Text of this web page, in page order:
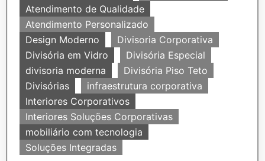
Atendimento de Qualidade
Atendimento Personalizado
Design Moderno
Divisoria Corporativa
Divisória em Vidro
Divisória Especial
divisoria moderna
Divisória Piso Teto
Divisórias
infraestrutura corporativa
Interiores Corporativos
Interiores Soluções Corporativas
mobiliário com tecnologia
Soluções Integradas